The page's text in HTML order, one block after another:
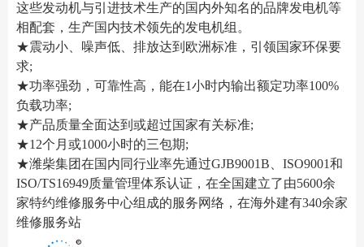
这些发动机与引进技术生产的国内外知名的品牌发电机等
相配套，生产国内技术领先的发电机组。
★震动小、噪声低、排放达到欧洲标准，引领国家环保要
求;
★功率强劲，可靠性高，能在1小时内输出额定功率100%
负载功率;
★产品质量全面达到或超过国家有关标准;
★12个月或1000小时的三包期;
★潍柴集团在国内同行业率先通过GJB9001B、ISO9001和
ISO/TS16949质量管理体系认证，在全国建立了由5600余
家特约维修服务中心组成的服务网络，在海外建有340余家
维修服务站